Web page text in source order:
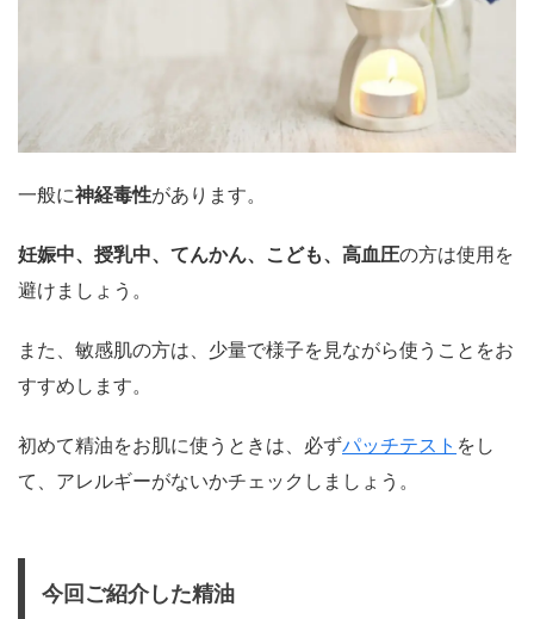
一般に神経毒性があります。
妊娠中、授乳中、てんかん、こども、高血圧の方は使用を
避けましょう。
また、敏感肌の方は、少量で様子を見ながら使うことをお
すすめします。
初めて精油をお肌に使うときは、必ずパッチテスト をし
て、アレルギーがないかチェックしましょう。
今回ご紹介した精油